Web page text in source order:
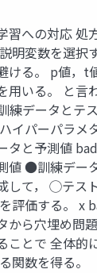
習への対応 処
明変数を選択
ける。 p値，t
用いる。 と言
練データとテ
イパーパラメ
タと予測値
値 ●訓練デー
して， ◯テス
評価する。 x
から穴埋め問
ことで 全体的
関数を得る。